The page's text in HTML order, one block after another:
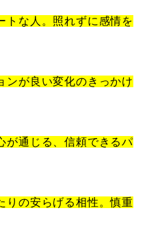
な人。照れずに感情を
が良い変化のきっかけ
通じる、信頼できるパ
の安らげる相性。慎重